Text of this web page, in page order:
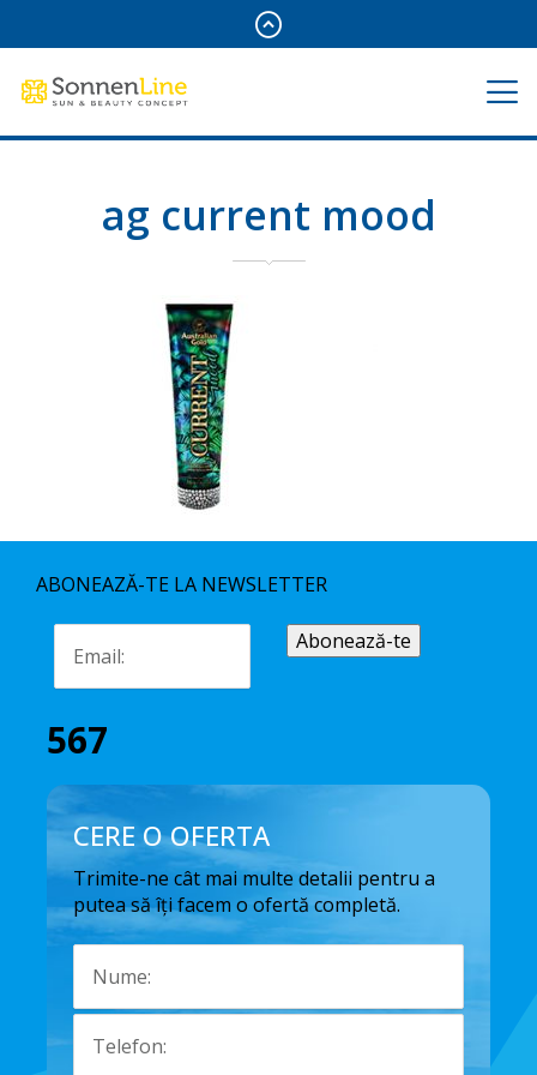
ag current mood
ABONEAZĂ-TE LA NEWSLETTER
567
CERE O OFERTA
Trimite-ne cât mai multe detalii pentru a
putea să îți facem o ofertă completă.